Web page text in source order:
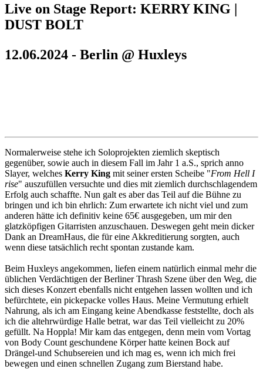
Live on Stage Report: KERRY KING |
DUST BOLT
12.06.2024 - Berlin @ Huxleys
Normalerweise stehe ich Soloprojekten ziemlich skeptisch
gegenüber, sowie auch in diesem Fall im Jahr 1 a.S., sprich anno
Slayer, welches Kerry King mit seiner ersten Scheibe "From Hell I
rise" auszufüllen versuchte und dies mit ziemlich durchschlagendem
Erfolg auch schaffte. Nun galt es aber das Teil auf die Bühne zu
bringen und ich bin ehrlich: Zum erwartete ich nicht viel und zum
anderen hätte ich definitiv keine 65€ ausgegeben, um mir den
glatzköpfigen Gitarristen anzuschauen. Deswegen geht mein dicker
Dank an DreamHaus, die für eine Akkreditierung sorgten, auch
wenn diese tatsächlich recht spontan zustande kam.
Beim Huxleys angekommen, liefen einem natürlich einmal mehr die
üblichen Verdächtigen der Berliner Thrash Szene über den Weg, die
sich dieses Konzert ebenfalls nicht entgehen lassen wollten und ich
befürchtete, ein pickepacke volles Haus. Meine Vermutung erhielt
Nahrung, als ich am Eingang keine Abendkasse feststellte, doch als
ich die altehrwürdige Halle betrat, war das Teil vielleicht zu 20%
gefüllt. Na Hoppla! Mir kam das entgegen, denn mein vom Vortag
von Body Count geschundene Körper hatte keinen Bock auf
Drängel-und Schubsereien und ich mag es, wenn ich mich frei
bewegen und einen schnellen Zugang zum Bierstand habe.